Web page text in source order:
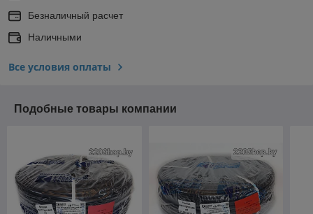
Безналичный расчет
Наличными
Все условия оплаты
Подобные товары компании